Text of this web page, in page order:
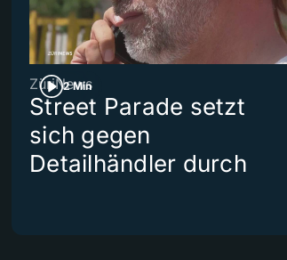
2 Min
ZüriNews
Street Parade setzt
sich gegen
Detailhändler durch